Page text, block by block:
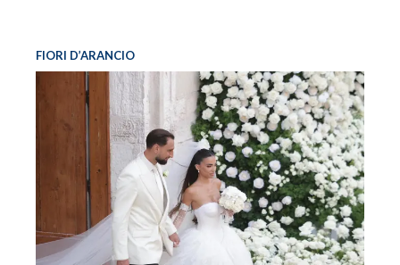
FIORI D’ARANCIO